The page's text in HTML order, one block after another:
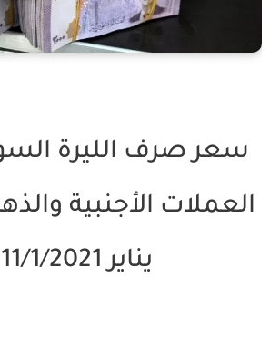
سعر صرف الليرة
العملات الأجنبية
يناير 11/1/2021